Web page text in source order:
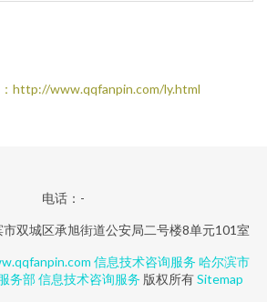
http://www.qqfanpin.com/ly.html
电话：-
双城区承旭街道公安局二号楼8单元101室
信息技术咨询服务 哈尔滨市
务部信息技术咨询服务 版权所有Sitemap